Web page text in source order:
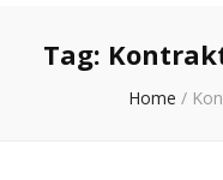
Tag:
Home /